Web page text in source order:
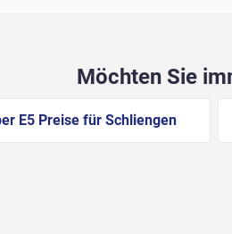
Möchten Sie
E5 Preise für Schliengen